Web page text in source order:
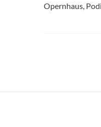
Opernhaus,